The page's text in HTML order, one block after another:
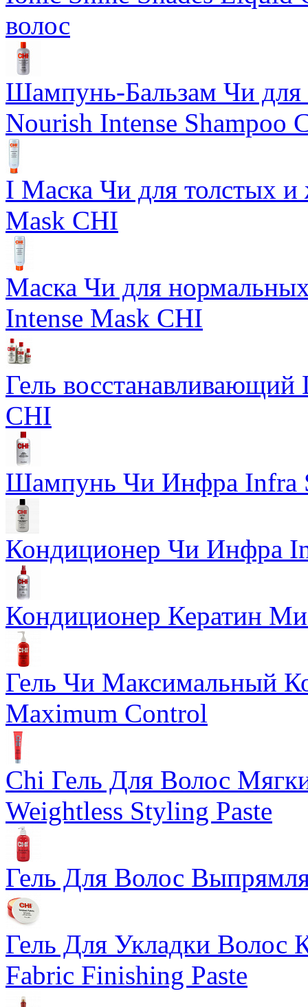
волос
Шампунь-Бальзам Чи для
Nourish Intense Shampoo
I Маска Чи для толстых и
Mask CHI
Маска Чи для
Intense Mask CHI
Гель
CHI
Шампунь Чи Инфра Infra
Кондиционер Чи Инфра
Кондиционер Кератин
Гель Чи Максимальный
Maximum Control
Chi Гель Для Волос
Weightless Styling Paste
Гель Для Волос
Гель Для Укладки Волос
Fabric Finishing Paste